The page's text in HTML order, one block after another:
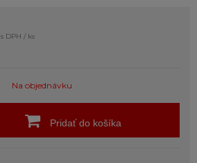
s DPH / ks
Na objednávku
Pridať do košíka